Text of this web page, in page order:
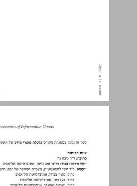
תוכן העניינים ... 3